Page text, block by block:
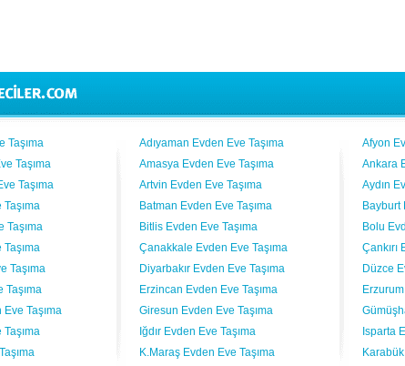
Taşıma Adıyaman Evden Eve Taşıma Afyon
Taşıma
Amasya Evden Eve Taşıma Ankara
Taşıma
Artvin Evden Eve Taşıma Aydın
Taşıma
Batman Evden Eve Taşıma Bayburt
Taşıma
Bitlis Evden Eve Taşıma Bolu
Çanakkale Evden Eve Taşıma Çankırı
Taşıma
Diyarbakır Evden Eve Taşıma Düzce
Taşıma
Erzincan Evden Eve Taşıma
Taşıma
Giresun Evden Eve Taşıma
Iğdır Evden Eve Taşıma Isparta
K.Maraş Evden Eve Taşıma